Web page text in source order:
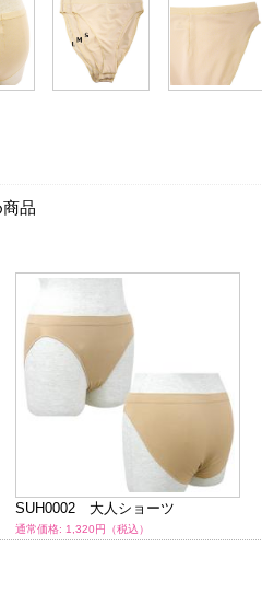
品
SUH0002 大人ショーツ
通常価格: 1,320円（税込）